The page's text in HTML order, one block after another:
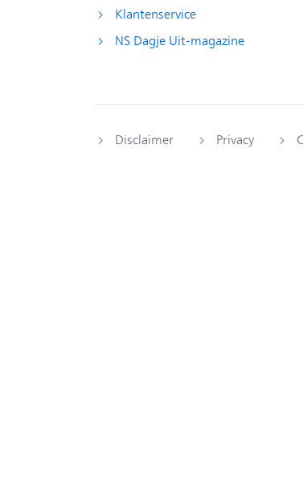
Klantenservice
NS Dagje Uit-magazine
Disclaimer Privacy